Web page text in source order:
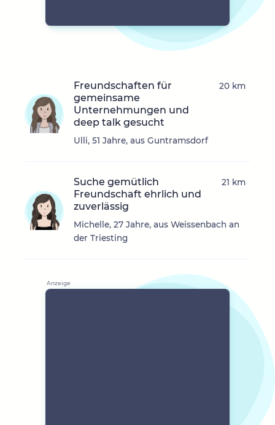
Freundschaften für
gemeinsame
Unternehmungen und
deep talk gesucht
Ulli, 51 Jahre, aus Guntramsdorf
20 km
Suche gemütlich
Freundschaft ehrlich und
zuverlässig
Michelle, 27 Jahre, aus Weissenbach an
der Triesting
21 km